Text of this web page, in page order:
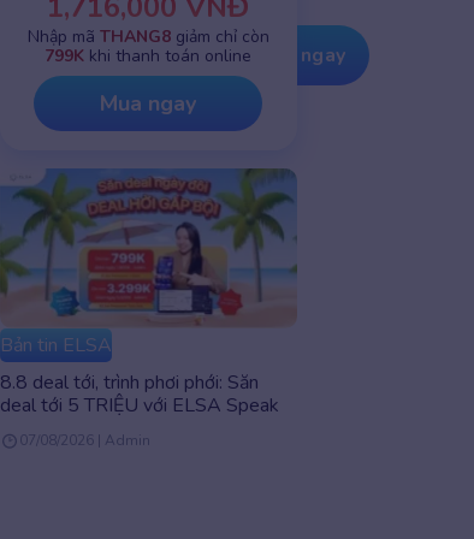
Tải ứng dụng Nâng cấp ngay
Bản tin ELSA
8.8 deal tới, trình phơi phới: Săn
deal tới 5 TRIỆU với ELSA Speak
07/08/2026 | Admin
Nhập mã THANG8giảm chỉ còn
799K khi thanh toán online
Mua ngay